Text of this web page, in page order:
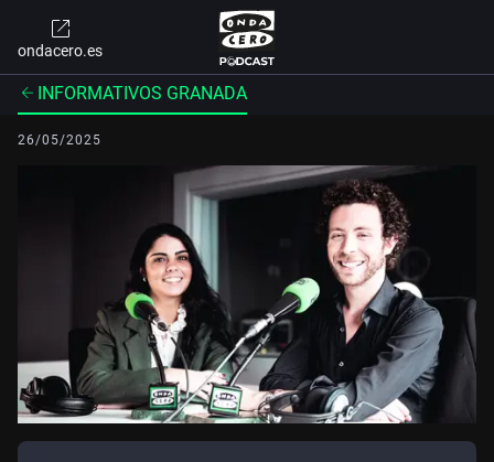
ondacero.es
INFORMATIVOS GRANADA
26/05/2025